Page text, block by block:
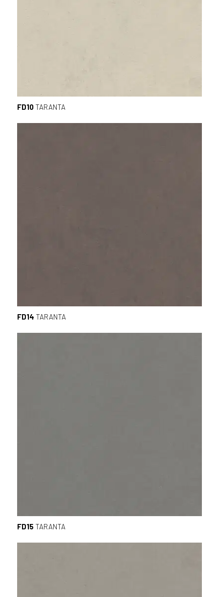
FD10 TARANTA
FD14 TARANTA
FD15 TARANTA